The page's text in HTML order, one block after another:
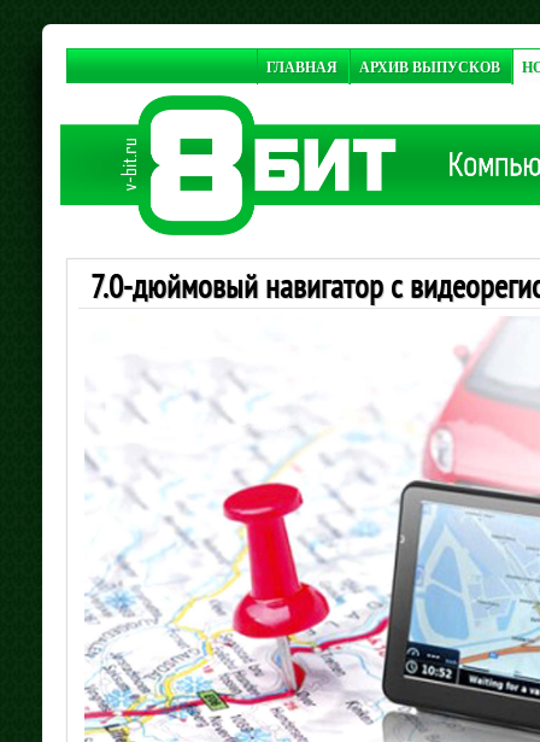
ГЛАВНАЯ АРХИВ ВЫПУСКОВ
7.0-дюймовый навигатор с